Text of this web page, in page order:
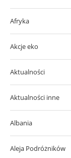
Afryka
Akcje eko
Aktualności
Aktualności inne
Albania
Aleja Podróżników